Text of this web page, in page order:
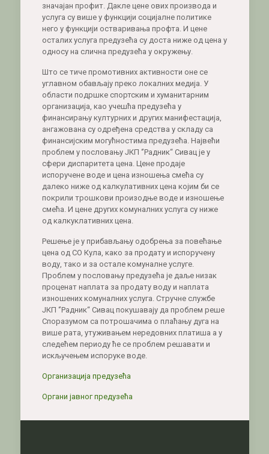
значајан профит. Дакле цене ових производа и
услуга су више у функцији социјалне политике
него у функцији остваривања профта. И цене
осталих услуга предузећа су доста ниже од цена у
односу на слична предузећа у окружењу.
Што се тиче промотивних активности оне се
углавном обављају преко локалних медија. У
области подршке спортским и хуманитарним
организација, као учешћа предузећа у
финансирању културних и других манифестација,
ангажована су одређена средства у складу са
финансијским могућностима предузећа. Највећи
проблем у пословању ЈКП ‘’Радник“ Сивац је у
сфери диспаритета цена. Цене продаје
испоручене воде и цена изношења смећа су
далеко ниже од калкулативних цена којим би се
покрили трошкови произодње воде и изношење
смећа. И цене других комуналних услуга су ниже
од калкуклативних цена.
Решење је у прибављању одобрења за повећање
цена од СО Кула, како за продату и испоручену
воду, тако и за остале комуналне услуге.
Проблем у пословању предузећа је даље низак
проценат наплата за продату воду и наплата
изношених комуналних услуга. Стручне службе
ЈКП ‘’Радник“ Сивац покушавају да проблем реше
Споразумом са потрошачима о плаћању дуга на
више рата, утуживањем нередовних платиша а у
следећем периоду ће се проблем решавати и
искључењем испоруке воде.
Организација предузећа
Органи јавног предузећа